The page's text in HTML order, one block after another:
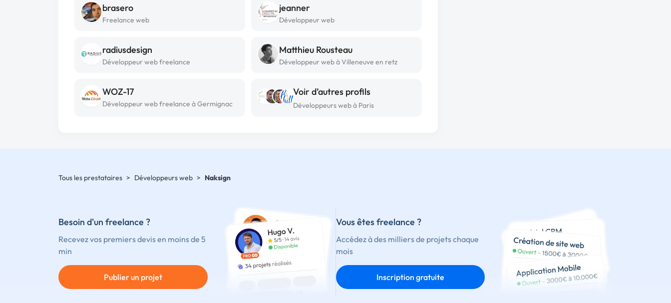
brasero
Freelance web
jeanner
Développeur web
radiusdesign
Développeur web freelance
Matthieu Rousteau
Développeur web à Villeneuve en retz
WOZ-17
Développeur web freelance à Germignac
Voir d’autres profils
Développeurs web à Paris
Tous les prestataires > Développeurs web > Naksign
Besoin d'un freelance ?
Recevez vos premiers devis en moins de 5
min
Publier un projet
Vous êtes freelance ?
Accédez à des milliers de projets chaque
mois
Inscription gratuite